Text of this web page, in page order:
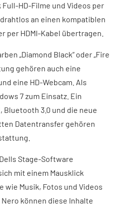
HD-Filme und Videos per
an einen kompatiblen
per HDMI-Kabel übertragen.
„Diamond Black“ oder „Fire
gehören auch eine
eine HD-Webcam. Als
7 zum Einsatz. Ein
3.0 und die neue
Datentransfer gehören
Stage-Software
mit einem Mausklick
Musik, Fotos und Videos
Nero können diese Inhalte